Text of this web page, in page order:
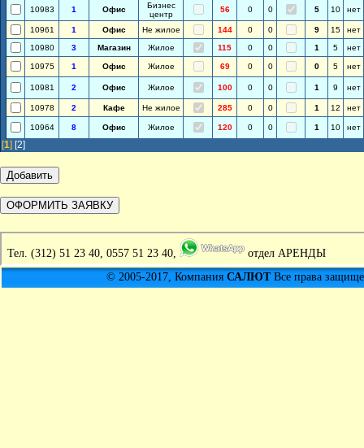
10983 1 Офис
Бизнес
центр
56 0 0 5 10 нет
10961 1 Офис Не жилое 144 0 0 9 15
нет
10980
3 Магазин Жилое 115 0 0 1 5 нет
10975 1 Офис Жилое 69 0 0 0 5 нет
10981 2 Офис Жилое 100 0 0 1 9 нет
10978 2 Кафе Не жилое 285 0 0 1 12 нет
10964 8 Офис Жилое 120 0 0 1 10 нет
[1] [2]
Тел. (312) 51 23 40, 0557 51 23 40,
отдел АРЕНДЫ
© 2005-2017, Компания САЛЮТВсе права